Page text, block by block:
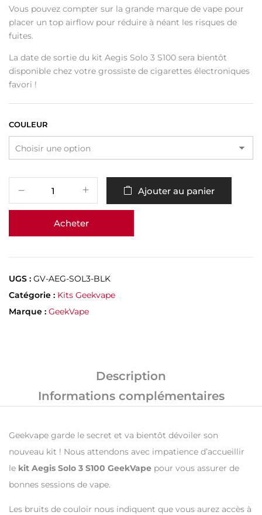
Vous pouvez compter sur la grande marque de vape pour
placer un top airflow pour réduire à néant les risques de
fuites.
La date de sortie du kit Aegis Solo 3 S100 sera bientôt
disponible chez votre grossiste de cigarettes électroniques
favori !
COULEUR
Ajouter au panier
Acheter
UGS : GV-AEG-SOL3-BLK
Catégorie : Kits Geekvape
Marque : GeekVape
Description
Informations complémentaires
Geekvape garde le secret et va bientôt dévoiler son
nouveau kit ! Nous attendons avec impatience d’accueillir
le kit Aegis Solo 3 S100 GeekVape pour vous assurer de
bonnes sessions de vape.
Les bruits de couloir nous indiquent que vous aurez accès à